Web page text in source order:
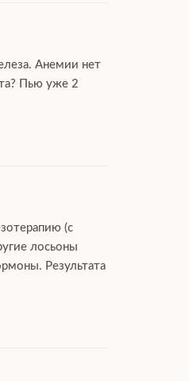
Анемии нет
Пью уже 2
(с
лосьоны
Результата